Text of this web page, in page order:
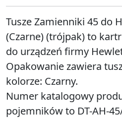
Tusze Zamienniki 45 do
(Czarne) (trójpak) to
do urządzeń firmy
Opakowanie zawiera
kolorze: Czarny.
Numer katalogowy
pojemników to DT-AH-